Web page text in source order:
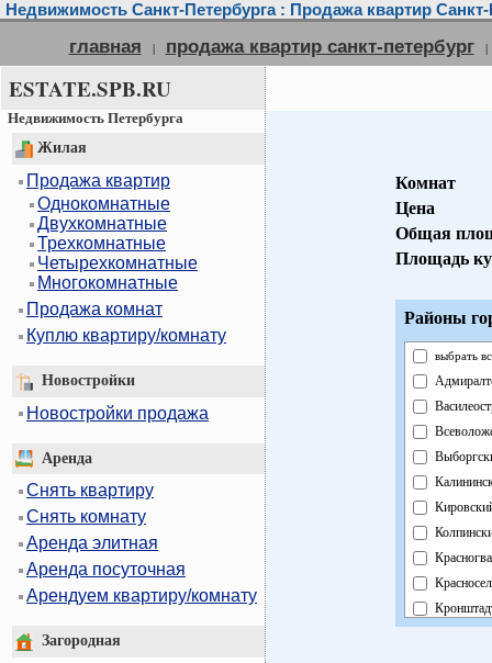
Недвижимость Санкт-Петербурга : Продажа квартир Санкт-
главная | продажа квартир санкт-петербург |
ESTATE.SPB.RU
Недвижимость Петербурга
Жилая
Продажа квартир
Однокомнатные
Двухкомнатные
Трехкомнатные
Четырехкомнатные
Многокомнатные
Продажа комнат
Куплю квартиру/комнату
Новостройки
Новостройки продажа
Аренда
Снять квартиру
Снять комнату
Аренда элитная
Аренда посуточная
Арендуем квартиру/комнату
Загородная
Комнат
Цена
Общая
Площадь
Районы
выбрать